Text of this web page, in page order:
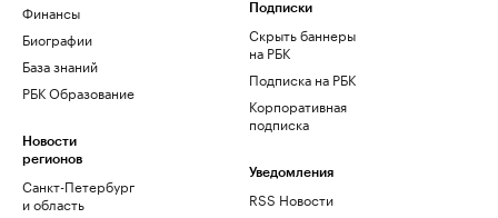
Финансы
Биографии
База знаний
РБК Образование
Новости
регионов
Санкт-Петербург
и область
Подписки
Скрыть баннеры
на РБК
Подписка на РБК
Корпоративная
подписка
Уведомления
RSS Новости